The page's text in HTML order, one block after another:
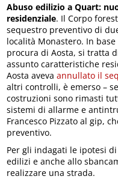
Abuso edilizio a Quart:
residenziale. Il Corpo
sequestro preventivo di
località Monastero. In
procura di Aosta, si tratta
assunto caratteristiche
Aosta avevaannullato il
altri controlli, è emerso –
costruzioni sono rimasti
sistemi di allarme e
Francesco Pizzato al gip,
preventivo.
Per gli indagati le ipotesi
edilizi e anche allo
realizzare una strada.